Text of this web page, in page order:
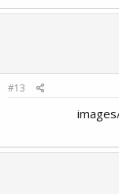
#13